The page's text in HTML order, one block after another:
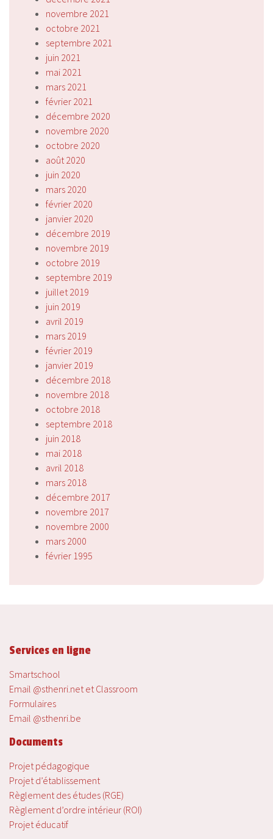
novembre 2021
octobre 2021
septembre 2021
juin 2021
mai 2021
mars 2021
février 2021
décembre 2020
novembre 2020
octobre 2020
août 2020
juin 2020
mars 2020
février 2020
janvier 2020
décembre 2019
novembre 2019
octobre 2019
septembre 2019
juillet 2019
juin 2019
avril 2019
mars 2019
février 2019
janvier 2019
décembre 2018
novembre 2018
octobre 2018
septembre 2018
juin 2018
mai 2018
avril 2018
mars 2018
décembre 2017
novembre 2017
novembre 2000
mars 2000
février 1995
Services en ligne
Smartschool
Email @sthenri.net et Classroom
Formulaires
Email @sthenri.be
Documents
Projet pédagogique
Projet d’établissement
Règlement des études (RGE)
Règlement d’ordre intérieur (ROI)
Projet éducatif